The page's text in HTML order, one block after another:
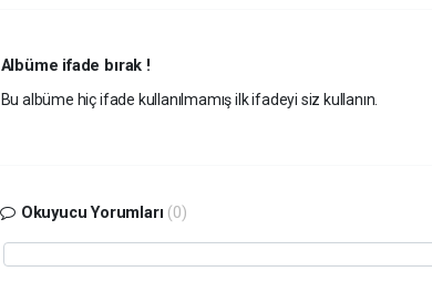
Albüme ifade bırak !
Bu albüme hiç ifade kullanılmamış ilk ifadeyi siz kullanın.
Okuyucu Yorumları (0)